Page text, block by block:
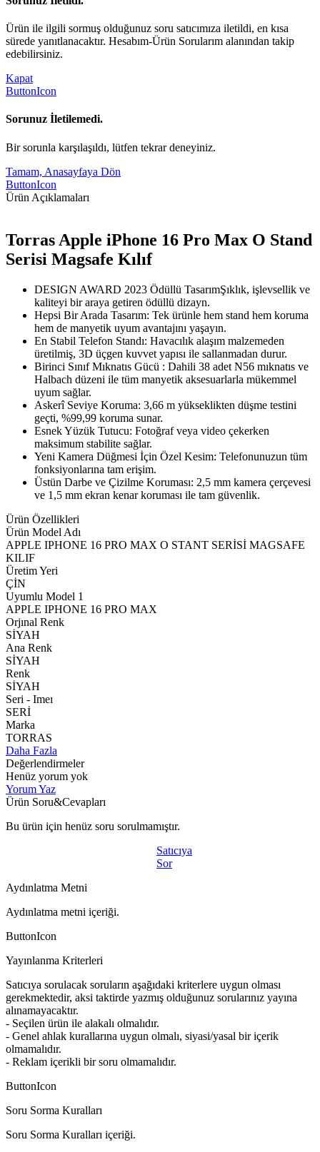
Ürün ile ilgili sormuş olduğunuz soru satıcımıza iletildi, en kısa
sürede yanıtlanacaktır. Hesabım-Ürün Sorularım alanından takip
edebilirsiniz.
Kapat
ButtonIcon
Sorunuz İletilemedi.
Bir sorunla karşılaşıldı, lütfen tekrar deneyiniz.
Tamam, Anasayfaya Dön
ButtonIcon
Ürün Açıklamaları
Torras Apple iPhone 16 Pro Max O Stand
Serisi Magsafe Kılıf
DESIGN AWARD 2023 Ödüllü TasarımŞıklık, işlevsellik ve
kaliteyi bir araya getiren ödüllü dizayn.
Hepsi Bir Arada Tasarım: Tek ürünle hem stand hem koruma
hem de manyetik uyum avantajını yaşayın.
En Stabil Telefon Standı: Havacılık alaşım malzemeden
üretilmiş, 3D üçgen kuvvet yapısı ile sallanmadan durur.
Birinci Sınıf Mıknatıs Gücü : Dahili 38 adet N56 mıknatıs ve
Halbach düzeni ile tüm manyetik aksesuarlarla mükemmel
uyum sağlar.
Askerî Seviye Koruma: 3,66 m yükseklikten düşme testini
geçti, %99,99 koruma sunar.
Esnek Yüzük Tutucu: Fotoğraf veya video çekerken
maksimum stabilite sağlar.
Yeni Kamera Düğmesi İçin Özel Kesim: Telefonunuzun tüm
fonksiyonlarına tam erişim.
Üstün Darbe ve Çizilme Koruması: 2,5 mm kamera çerçevesi
ve 1,5 mm ekran kenar koruması ile tam güvenlik.
Ürün Özellikleri
Ürün Model Adı
APPLE IPHONE 16 PRO MAX O STANT SERİSİ MAGSAFE
KILIF
Üretim Yeri
ÇİN
Uyumlu Model 1
APPLE IPHONE 16 PRO MAX
Orjınal Renk
SİYAH
Ana Renk
SİYAH
Renk
SİYAH
Seri - Imeı
SERİ
Marka
TORRAS
Daha Fazla
Değerlendirmeler
Henüz yorum yok
Yorum Yaz
Ürün Soru&Cevapları
Bu ürün için henüz soru sorulmamıştır.
Satıcıya
Sor
Aydınlatma Metni
Aydınlatma metni içeriği.
ButtonIcon
Yayınlanma Kriterleri
Satıcıya sorulacak soruların aşağıdaki kriterlere uygun olması
gerekmektedir, aksi taktirde yazmış olduğunuz sorularınız yayına
alınamayacaktır.
- Seçilen ürün ile alakalı olmalıdır.
- Genel ahlak kurallarına uygun olmalı, siyasi/yasal bir içerik
olmamalıdır.
- Reklam içerikli bir soru olmamalıdır.
ButtonIcon
Soru Sorma Kuralları
Soru Sorma Kuralları içeriği.